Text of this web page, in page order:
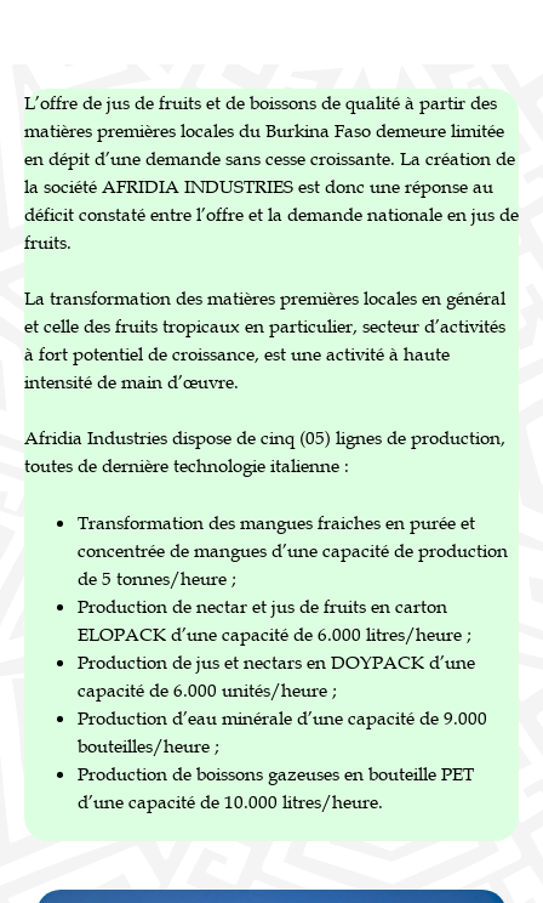
L’offre de jus de fruits et de boissons de qualité à partir des
matières premières locales du Burkina Faso demeure limitée
en dépit d’une demande sans cesse croissante. La création de
la société AFRIDIA INDUSTRIES est donc une réponse au
déficit constaté entre l’offre et la demande nationale en jus de
fruits.
La transformation des matières premières locales en général
et celle des fruits tropicaux en particulier, secteur d’activités
à fort potentiel de croissance, est une activité à haute
intensité de main d’œuvre.
Afridia Industries dispose de cinq (05) lignes de production,
toutes de dernière technologie italienne :
Transformation des mangues fraiches en purée et
concentrée de mangues d’une capacité de production
de 5 tonnes/heure ;
Production de nectar et jus de fruits en carton
ELOPACK d’une capacité de 6.000 litres/heure ;
Production de jus et nectars en DOYPACK d’une
capacité de 6.000 unités/heure ;
Production d’eau minérale d’une capacité de 9.000
bouteilles/heure ;
Production de boissons gazeuses en bouteille PET
d’une capacité de 10.000 litres/heure.